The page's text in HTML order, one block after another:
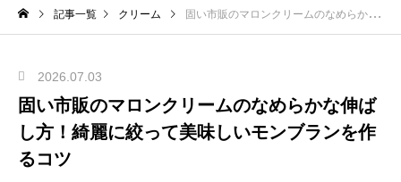
記事一覧 クリーム 固い市販のマロンクリームのなめらかな伸ばし方！綺麗に絞って美味しいモンブランを作るコツ
2026.07.03
固い市販のマロンクリームのなめらかな伸ば
し方！綺麗に絞って美味しいモンブランを作
るコツ